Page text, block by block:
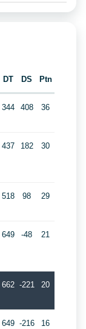
DT DS Ptn
344 408 36
437 182 30
518 98 29
649 -48 21
662 -221 20
649 -216 16